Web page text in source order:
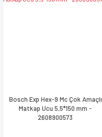
Bosch Exp Hex-9 Mc Çok Amaçlı
Matkap Ucu 5,5*150 mm -
2608900573